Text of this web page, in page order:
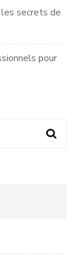
les secrets de
pour